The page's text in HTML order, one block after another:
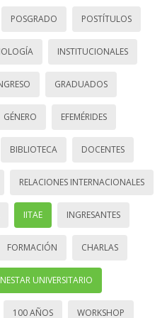
POSGRADO POSTÍTULOS
INSTITUCIONALES
GRADUADOS
GÉNERO EFEMÉRIDES
BIBLIOTECA DOCENTES
RELACIONES INTERNACIONALES
IITAE INGRESANTES
FORMACIÓN CHARLAS
UNIVERSITARIO
100 AÑOS WORKSHOP